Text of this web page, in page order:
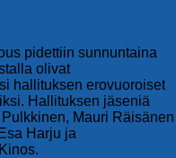
pidettiin sunnuntaina
olivat
hallituksen erovuoroiset
Hallituksen jäseniä
Mauri Räisänen
Harju ja